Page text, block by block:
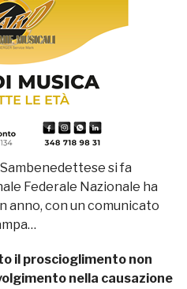
si fa
Federale Nazionale ha
anno, con un comunicato
il proscioglimento non
nella causazione